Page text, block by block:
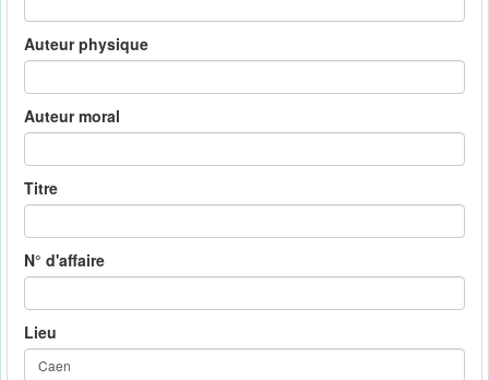
Auteur physique
Auteur moral
Titre
N° d'affaire
Lieu